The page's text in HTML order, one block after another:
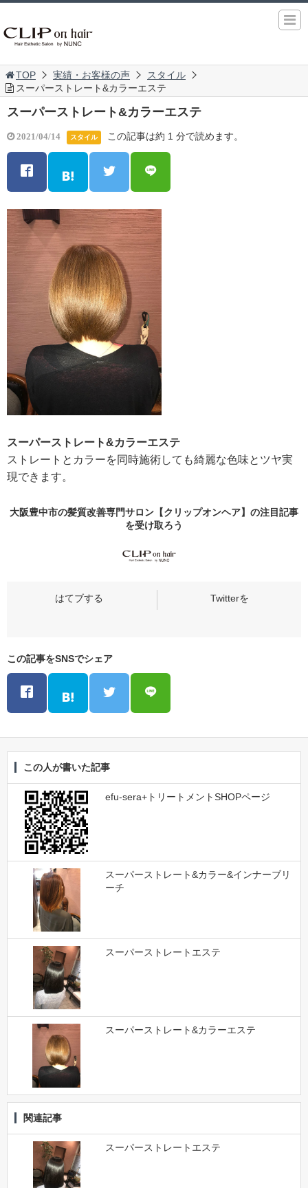
TOP 実績・お客様の声
スタイル
スーパーストレート&カラーエステ
スーパーストレート&カラーエステ
2021/04/14 スタイル この記事は約 1 分で読めます。
スーパーストレート&カラーエステ
ストレートとカラーを同時施術しても綺麗な色味とツヤ実
現できます。
大阪豊中市の髪質改善専門サロン【クリップオンヘア】の注目記事
を受け取ろう
この記事をSNSでシェア
この人が書いた記事
efu-sera+トリートメントSHOPページ
スーパーストレート&カラー&インナーブリ
ーチ
スーパーストレートエステ
スーパーストレート&カラーエステ
関連記事
スーパーストレートエステ